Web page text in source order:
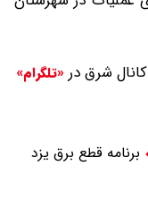
شرق در «تلگرام»
برنامه قطع برق یزد